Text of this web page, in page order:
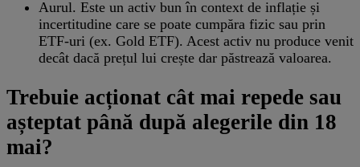
Aurul. Este un activ bun în context de inflație și
incertitudine care se poate cumpăra fizic sau prin
ETF-uri (ex. Gold ETF). Acest activ nu produce venit
decât dacă prețul lui crește dar păstrează valoarea.
Trebuie acționat cât mai repede sau
așteptat până după alegerile din 18
mai?